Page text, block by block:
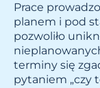
Prace
planem i pod
pozwoliło
terminy się
pytaniem „czy